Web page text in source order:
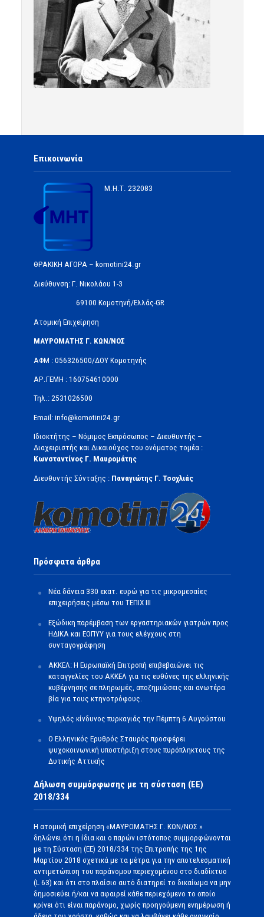
Επικοινωνία
Μ.Η.Τ. 232083
ΘΡΑΚΙΚΗ ΑΓΟΡΑ – komotini24.gr
Διεύθυνση: Γ. Νικολάου 1-3
69100 Κομοτηνή/Ελλάς-GR
Ατομική Επιχείρηση
ΜΑΥΡΟΜΑΤΗΣ Γ. ΚΩΝ/ΝΟΣ
ΑΦΜ : 056326500/ΔOΥ Κομοτηνής
ΑΡ.ΓΕΜΗ : 160754610000
Τηλ.: 2531026500
Email: info@komotini24.gr
Ιδιοκτήτης – Νόμιμος Εκπρόσωπος – Διευθυντής –
Διαχειριστής και Δικαιούχος του ονόματος τομέα :
Κωνσταντίνος Γ. Μαυρομάτης
Διευθυντής Σύνταξης : Παναγιώτης Γ. Τσοχλιάς
Πρόσφατα άρθρα
Νέα δάνεια 330 εκατ. ευρώ για τις μικρομεσαίες
επιχειρήσεις μέσω του ΤΕΠΙΧ ΙΙΙ
Εξώδικη παρέμβαση των εργαστηριακών γιατρών προς
ΗΔΙΚΑ και ΕΟΠΥΥ για τους ελέγχους στη
συνταγογράφηση
ΑΚΚΕΛ: Η Ευρωπαϊκή Επιτροπή επιβεβαιώνει τις
καταγγελίες του ΑΚΚΕΛ για τις ευθύνες της ελληνικής
κυβέρνησης σε πληρωμές, αποζημιώσεις και ανωτέρα
βία για τους κτηνοτρόφους.
Υψηλός κίνδυνος πυρκαγιάς την Πέμπτη 6 Αυγούστου
Ο Ελληνικός Ερυθρός Σταυρός προσφέρει
ψυχοκοινωνική υποστήριξη στους πυρόπληκτους της
Δυτικής Αττικής
Δήλωση συμμόρφωσης με τη σύσταση (ΕΕ)
2018/334
Η ατομική επιχείρηση «ΜΑΥΡΟΜΑΤΗΣ Γ. ΚΩΝ/ΝΟΣ »
δηλώνει ότι η ίδια και ο παρών ιστότοπος συμμορφώνονται
με τη Σύσταση (ΕΕ) 2018/334 της Επιτροπής της 1ης
Μαρτίου 2018 σχετικά με τα μέτρα για την αποτελεσματική
αντιμετώπιση του παράνομου περιεχομένου στο διαδίκτυο
(L 63) και ότι στο πλαίσιο αυτό διατηρεί το δικαίωμα να μην
δημοσιεύει ή/και να αφαιρεί κάθε περιεχόμενο το οποίο
κρίνει ότι είναι παράνομο, χωρίς προηγούμενη ενημέρωση ή